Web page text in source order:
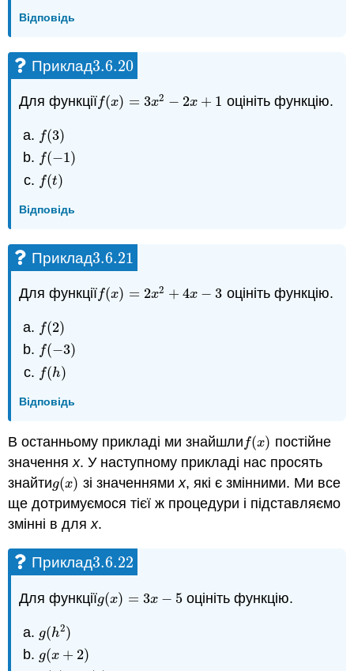
Відповідь
Приклад3.6.20
3.6.20
Для функціїf(x) = 3x2 − 2x + 1
f(x)= 3x 2−2 x+ 1 оцініть функцію.
f(3)
f(3)
f(−1)
f(−1)
f(t)
f(t)
Відповідь
Приклад3.6.21
3.6.21
Для функціїf(x) = 2x2 + 4x − 3
f(x)= 2x 2+4 x− 3 оцініть функцію.
f(2)
f(2)
f(−3)
f(−3)
f(h)
f(h)
Відповідь
В останньому прикладі ми знайшли f(x)
f(x)
постійне
значенняx. У наступному прикладі нас просять
знайтиg(x)
g(x) зі значеннямиx, які є змінними. Ми все
ще дотримуємося тієї ж процедури і підставляємо
змінні в дляx.
Приклад3.6.22
3.6.22
Для функціїg(x) = 3x − 5
g(x)=3 x−5 оцініть функцію.
g(h2)
g(h2)
g(x + 2)
g(x+2 )